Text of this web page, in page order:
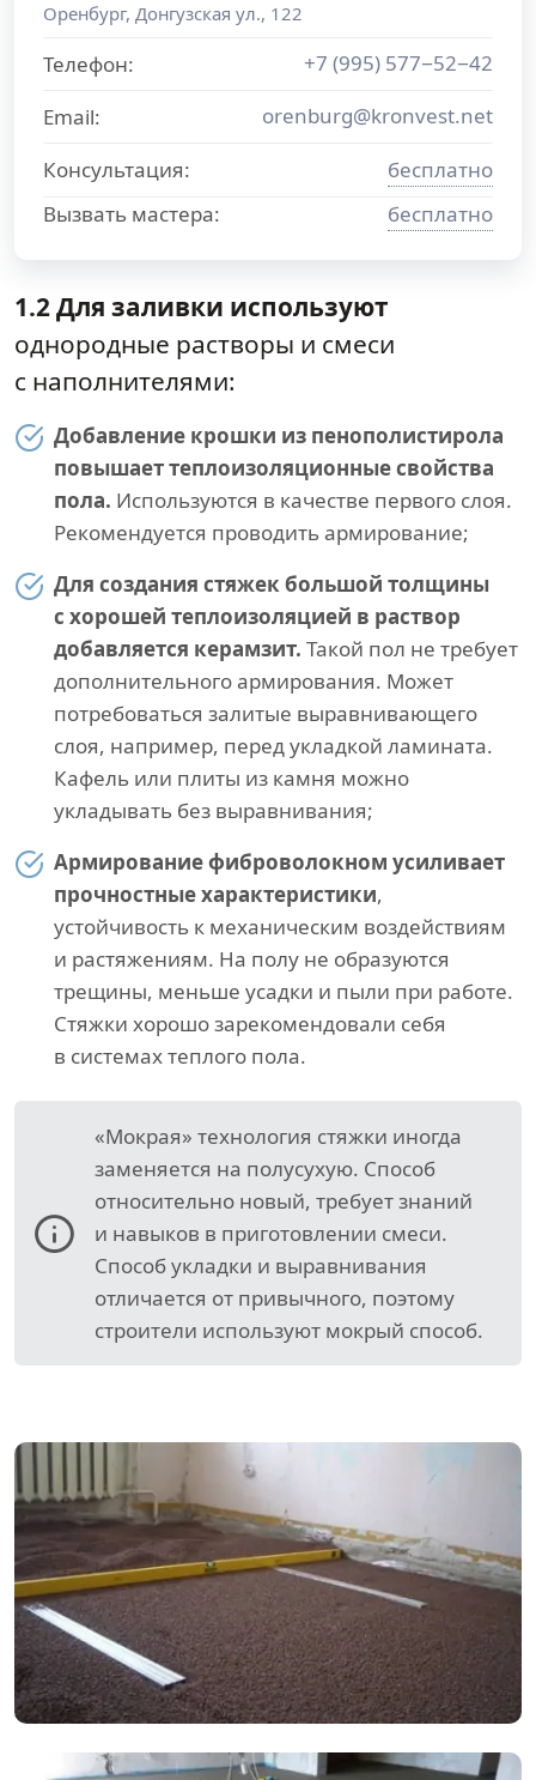
Оренбург, Донгузская ул., 122
Телефон:
+7 (995) 577−52−42
Email:
orenburg@kronvest.net
Консультация:
бесплатно
Вызвать мастера:
бесплатно
1.2 Для заливки используют
однородные растворы и смеси
с наполнителями:
Добавление крошки из пенополистирола
повышает теплоизоляционные свойства
пола. Используются в качестве первого слоя.
Рекомендуется проводить армирование;
Для создания стяжек большой толщины
с хорошей теплоизоляцией в раствор
добавляется керамзит. Такой пол не требует
дополнительного армирования. Может
потребоваться залитые выравнивающего
слоя, например, перед укладкой ламината.
Кафель или плиты из камня можно
укладывать без выравнивания;
Армирование фиброволокном усиливает
прочностные характеристики,
устойчивость к механическим воздействиям
и растяжениям. На полу не образуются
трещины, меньше усадки и пыли при работе.
Стяжки хорошо зарекомендовали себя
в системах теплого пола.
«Мокрая» технология стяжки иногда
заменяется на полусухую. Способ
относительно новый, требует знаний
и навыков в приготовлении смеси.
Способ укладки и выравнивания
отличается от привычного, поэтому
строители используют мокрый способ.